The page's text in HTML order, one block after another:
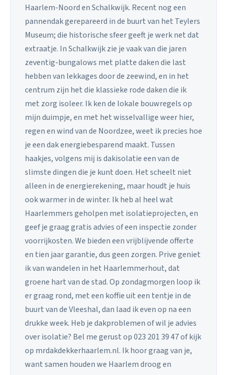
Haarlem-Noord en Schalkwijk. Recent nog een
pannendak gerepareerd in de buurt van het Teylers
Museum; die historische sfeer geeft je werk net dat
extraatje. In Schalkwijk zie je vaak van die jaren
zeventig-bungalows met platte daken die last
hebben van lekkages door de zeewind, en in het
centrum zijn het die klassieke rode daken die ik
met zorg isoleer. Ik ken de lokale bouwregels op
mijn duimpje, en met het wisselvallige weer hier,
regen en wind van de Noordzee, weet ik precies hoe
je een dak energiebesparend maakt. Tussen
haakjes, volgens mij is dakisolatie een van de
slimste dingen die je kunt doen. Het scheelt niet
alleen in de energierekening, maar houdt je huis
ook warmer in de winter. Ik heb al heel wat
Haarlemmers geholpen met isolatieprojecten, en
geef je graag gratis advies of een inspectie zonder
voorrijkosten. We bieden een vrijblijvende offerte
en tien jaar garantie, dus geen zorgen. Prive geniet
ik van wandelen in het Haarlemmerhout, dat
groene hart van de stad. Op zondagmorgen loop ik
er graag rond, met een koffie uit een tentje in de
buurt van de Vleeshal, dan laad ik even op na een
drukke week. Heb je dakproblemen of wil je advies
over isolatie? Bel me gerust op 023 201 39 47 of kijk
op mrdakdekkerhaarlem.nl. Ik hoor graag van je,
want samen houden we Haarlem droog en